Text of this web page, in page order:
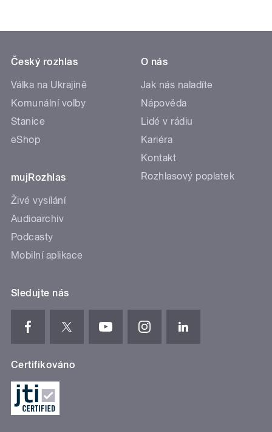
Český rozhlas
Válka na Ukrajině
Komunální volby
Stanice
eShop
mujRozhlas
Živé vysílání
Audioarchiv
Podcasty
Mobilní aplikace
O nás
Jak nás naladíte
Nápověda
Lidé v rádiu
Kariéra
Kontakt
Rozhlasový poplatek
Sledujte nás
Certifikováno